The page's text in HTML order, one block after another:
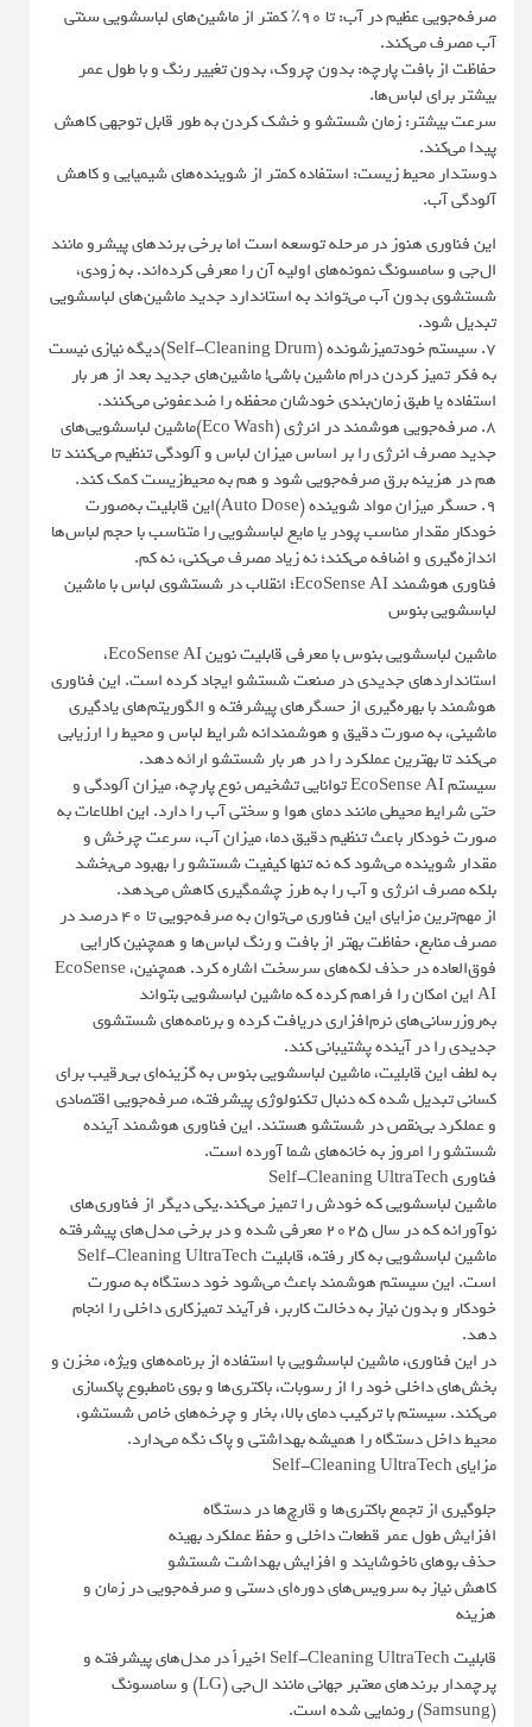
صرفه‌جویی عظیم در آب: تا ۹۰٪ کمتر از ماشین‌های لباسشویی سنتی
آب مصرف می‌کند.
حفاظت از بافت پارچه: بدون چروک، بدون تغییر رنگ و با طول عمر
بیشتر برای لباس‌ها.
سرعت بیشتر: زمان شستشو و خشک کردن به طور قابل توجهی کاهش
پیدا می‌کند.
دوستدار محیط زیست: استفاده کمتر از شوینده‌های شیمیایی و کاهش
آلودگی آب.
این فناوری هنوز در مرحله توسعه است اما برخی برندهای پیشرو مانند
ال‌جی و سامسونگ نمونه‌های اولیه آن را معرفی کرده‌اند. به زودی،
شستشوی بدون آب می‌تواند به استاندارد جدید ماشین‌های لباسشویی
تبدیل شود.
7. سیستم خودتمیزشونده (Self-Cleaning Drum)دیگه نیازی نیست
به فکر تمیز کردن درام ماشین باشی! ماشین‌های جدید بعد از هر بار
استفاده یا طبق زمان‌بندی خودشان محفظه را ضدعفونی می‌کنند.
8. صرفه‌جویی هوشمند در انرژی (Eco Wash)ماشین لباسشویی‌های
جدید مصرف انرژی را بر اساس میزان لباس و آلودگی تنظیم می‌کنند تا
هم در هزینه برق صرفه‌جویی شود و هم به محیط‌زیست کمک کند.
9. حسگر میزان مواد شوینده (Auto Dose)این قابلیت به‌صورت
خودکار مقدار مناسب پودر یا مایع لباسشویی را متناسب با حجم لباس‌ها
اندازه‌گیری و اضافه می‌کند؛ نه زیاد مصرف می‌کنی، نه کم.
فناوری هوشمند EcoSense AI؛ انقلاب در شستشوی لباس با ماشین
لباسشویی بنوس
ماشین لباسشویی بنوس با معرفی قابلیت نوین EcoSense AI،
استانداردهای جدیدی در صنعت شستشو ایجاد کرده است. این فناوری
هوشمند با بهره‌گیری از حسگرهای پیشرفته و الگوریتم‌های یادگیری
ماشینی، به صورت دقیق و هوشمندانه شرایط لباس و محیط را ارزیابی
می‌کند تا بهترین عملکرد را در هر بار شستشو ارائه دهد.
سیستم EcoSense AI توانایی تشخیص نوع پارچه، میزان آلودگی و
حتی شرایط محیطی مانند دمای هوا و سختی آب را دارد. این اطلاعات به
صورت خودکار باعث تنظیم دقیق دما، میزان آب، سرعت چرخش و
مقدار شوینده می‌شود که نه تنها کیفیت شستشو را بهبود می‌بخشد
بلکه مصرف انرژی و آب را به طرز چشمگیری کاهش می‌دهد.
از مهم‌ترین مزایای این فناوری می‌توان به صرفه‌جویی تا ۴۰ درصد در
مصرف منابع، حفاظت بهتر از بافت و رنگ لباس‌ها و همچنین کارایی
فوق‌العاده در حذف لکه‌های سرسخت اشاره کرد. همچنین، EcoSense
AI این امکان را فراهم کرده که ماشین لباسشویی بتواند
به‌روزرسانی‌های نرم‌افزاری دریافت کرده و برنامه‌های شستشوی
جدیدی را در آینده پشتیبانی کند.
به لطف این قابلیت، ماشین لباسشویی بنوس به گزینه‌ای بی‌رقیب برای
کسانی تبدیل شده که دنبال تکنولوژی پیشرفته، صرفه‌جویی اقتصادی
و عملکرد بی‌نقص در شستشو هستند. این فناوری هوشمند آینده
شستشو را امروز به خانه‌های شما آورده است.
فناوری Self-Cleaning UltraTech
ماشین لباسشویی که خودش را تمیز می‌کند.یکی دیگر از فناوری‌های
نوآورانه که در سال ۲۰۲۵ معرفی شده و در برخی مدل‌های پیشرفته
ماشین لباسشویی به کار رفته، قابلیت Self-Cleaning UltraTech
است. این سیستم هوشمند باعث می‌شود خود دستگاه به صورت
خودکار و بدون نیاز به دخالت کاربر، فرآیند تمیزکاری داخلی را انجام
دهد.
در این فناوری، ماشین لباسشویی با استفاده از برنامه‌های ویژه، مخزن و
بخش‌های داخلی خود را از رسوبات، باکتری‌ها و بوی نامطبوع پاکسازی
می‌کند. سیستم با ترکیب دمای بالا، بخار و چرخه‌های خاص شستشو،
محیط داخل دستگاه را همیشه بهداشتی و پاک نگه می‌دارد.
مزایای Self-Cleaning UltraTech
جلوگیری از تجمع باکتری‌ها و قارچ‌ها در دستگاه
افزایش طول عمر قطعات داخلی و حفظ عملکرد بهینه
حذف بوهای ناخوشایند و افزایش بهداشت شستشو
کاهش نیاز به سرویس‌های دوره‌ای دستی و صرفه‌جویی در زمان و
هزینه
قابلیت Self-Cleaning UltraTech اخیراً در مدل‌های پیشرفته و
پرچمدار برندهای معتبر جهانی مانند ال‌جی (LG) و سامسونگ
(Samsung) رونمایی شده است.